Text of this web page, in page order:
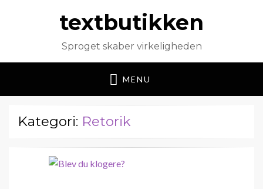
textbutikken
Sproget skaber virkeligheden
MENU
Kategori: Retorik